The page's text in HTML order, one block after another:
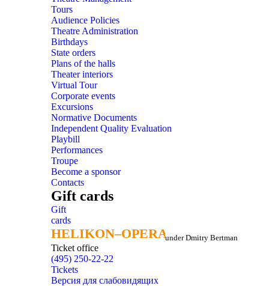
Tours
Audience Policies
Theatre Administration
Birthdays
State orders
Plans of the halls
Theater interiors
Virtual Tour
Corporate events
Excursions
Normative Documents
Independent Quality Evaluation
Playbill
Performances
Troupe
Become a sponsor
Contacts
Gift cards
Gift
cards
HELIKON–OPERA
HELIKON–OPERAunder Dmitry Bertman
Ticket office
(495) 250-22-22
Tickets
Версия для слабовидящих